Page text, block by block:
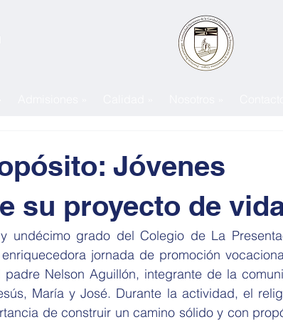
Jóvenes
su proyecto de
undécimo grado del Colegio de La
jornada de promoción
Nelson Aguillón, integrante de la
María y José. Durante la actividad, el
de construir un camino sólido y con